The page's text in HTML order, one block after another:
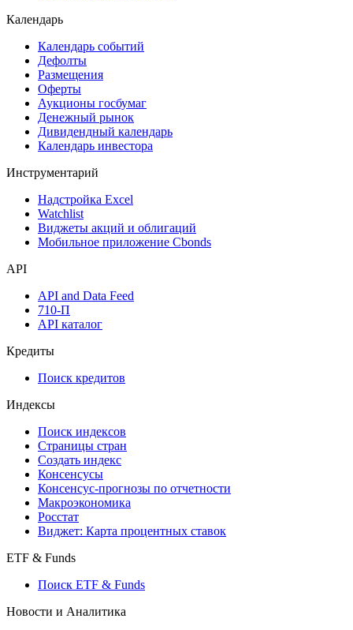
Календарь
Календарь событий
Дефолты
Размещения
Оферты
Аукционы госбумаг
Денежный рынок
Дивидендный календарь
Календарь инвестора
Инструментарий
Надстройка Excel
Watchlist
Виджеты акций и облигаций
Мобильное приложение Cbonds
API
API and Data Feed
710-П
API каталог
Кредиты
Поиск кредитов
Индексы
Поиск индексов
Страницы стран
Создать индекс
Консенсусы
Консенсус-прогнозы по отчетности
Макроэкономика
Росстат
Виджет: Карта процентных ставок
ETF & Funds
Поиск ETF & Funds
Новости и Аналитика